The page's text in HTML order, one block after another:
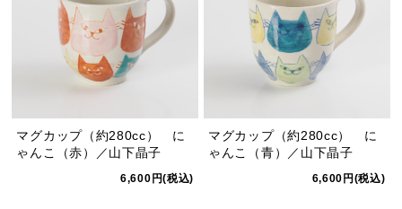
マグカップ（約280cc） に
ゃんこ（赤）／山下晶子
6,600円(税込)
マグカップ（約280cc） に
ゃんこ（青）／山下晶子
6,600円(税込)